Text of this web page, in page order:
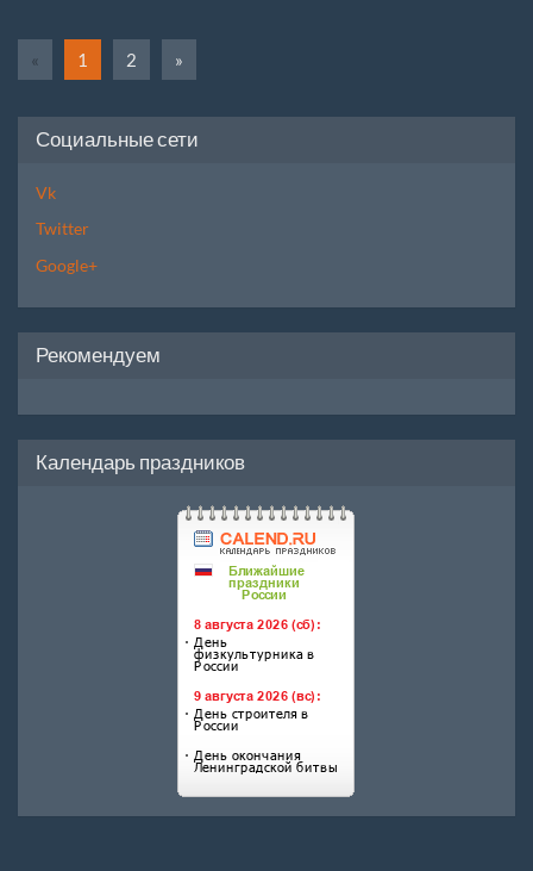
« 1 2 »
Социальные сети
Vk
Twitter
Google+
Рекомендуем
Календарь праздников